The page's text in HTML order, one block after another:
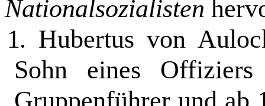
Nationalsozialisten
1. Hubertus von
Sohn eines